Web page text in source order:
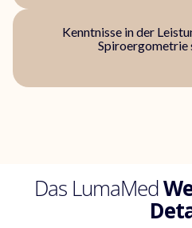
Kenntnisse in der
Spiroergometrie
Das LumaMed